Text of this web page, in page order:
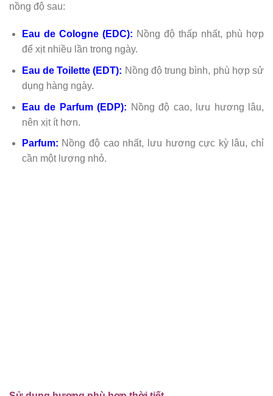
nồng độ sau:
Eau de Cologne (EDC): Nồng độ thấp nhất, phù hợp
để xịt nhiều lần trong ngày.
Eau de Toilette (EDT): Nồng độ trung bình, phù hợp sử
dụng hàng ngày.
Eau de Parfum (EDP): Nồng độ cao, lưu hương lâu,
nên xịt ít hơn.
Parfum: Nồng độ cao nhất, lưu hương cực kỳ lâu, chỉ
cần một lượng nhỏ.